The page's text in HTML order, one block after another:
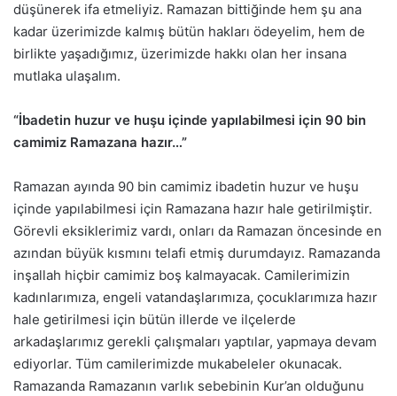
düşünerek ifa etmeliyiz. Ramazan bittiğinde hem şu ana
kadar üzerimizde kalmış bütün hakları ödeyelim, hem de
birlikte yaşadığımız, üzerimizde hakkı olan her insana
mutlaka ulaşalım.
“İbadetin huzur ve huşu içinde yapılabilmesi için 90 bin
camimiz Ramazana hazır…”
Ramazan ayında 90 bin camimiz ibadetin huzur ve huşu
içinde yapılabilmesi için Ramazana hazır hale getirilmiştir.
Görevli eksiklerimiz vardı, onları da Ramazan öncesinde en
azından büyük kısmını telafi etmiş durumdayız. Ramazanda
inşallah hiçbir camimiz boş kalmayacak. Camilerimizin
kadınlarımıza, engeli vatandaşlarımıza, çocuklarımıza hazır
hale getirilmesi için bütün illerde ve ilçelerde
arkadaşlarımız gerekli çalışmaları yaptılar, yapmaya devam
ediyorlar. Tüm camilerimizde mukabeleler okunacak.
Ramazanda Ramazanın varlık sebebinin Kur’an olduğunu